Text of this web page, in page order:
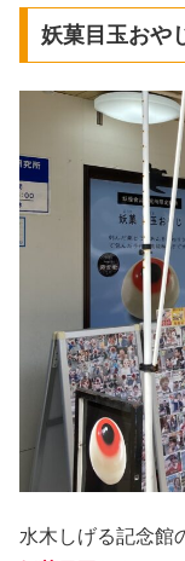
妖菓目玉おや
水木しげる記念館